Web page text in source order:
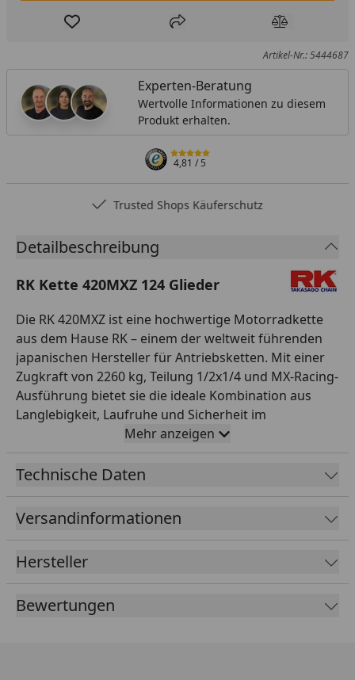
Produkt zur Wunschliste hinzufügen
Teilen Produkt
Artikel-Nr.: 5444687
Experten-Beratung
Wertvolle Informationen zu diesem
Produkt erhalten.
4,81/ 5
Trusted Shops Käuferschutz
Detailbeschreibung
RK Kette 420MXZ 124 Glieder
Die RK 420MXZ ist eine hochwertige Motorradkette
aus dem Hause RK – einem der weltweit führenden
japanischen Hersteller für Antriebsketten. Mit einer
Zugkraft von 2260 kg, Teilung 1/2x1/4 und MX-Racing-
Ausführung bietet sie die ideale Kombination aus
Langlebigkeit, Laufruhe und Sicherheit im
Einsatzbereich Offroad bis 150 ccm. Die robuste MX-
Racing-Konstruktion ist speziell für den harten
Offroad-Einsatz mit hoher Schlagbelastung
geliefert und ist mit einem Clipschloss als
Verbindungsschloss ausgestattet. Farbe: grau. RK
– perfekt für Werkstattprofis und anspruchsvolle
Motorradfahrer, die auf zuverlässige Originalqualität
bei der Antriebskette setzen.
Mehr anzeigen
Technische Daten
Versandinformationen
Hersteller
Bewertungen